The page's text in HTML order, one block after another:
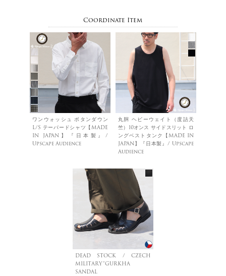
Coordinate Item
ワンウォッシュ ボタンダウン
L/S テーパードシャツ【MADE
IN JAPAN】『日本製』/
Upscape Audience
丸胴 ヘビーウェイト（度詰天
竺）10オンス サイドスリット ロ
ングベストタンク【MADE IN
JAPAN】『日本製』/ Upscape
Audience
DEAD STOCK / CZECH
MILITARY”GURKHA
SANDAL